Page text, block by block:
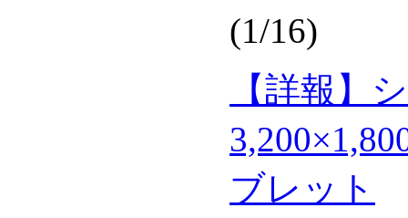
(1/16)
【詳報】
ブレット